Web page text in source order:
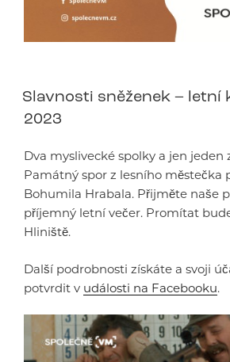
Slavnosti sněženek – letní
2023
Dva myslivecké spolky a jen jeden
Památný spor z lesního městečka
Bohumila Hrabala. Přijměte naše
příjemný letní večer. Promítat
Hliniště.
Další podrobnosti získáte a svoji
potvrdit v události na Facebooku.